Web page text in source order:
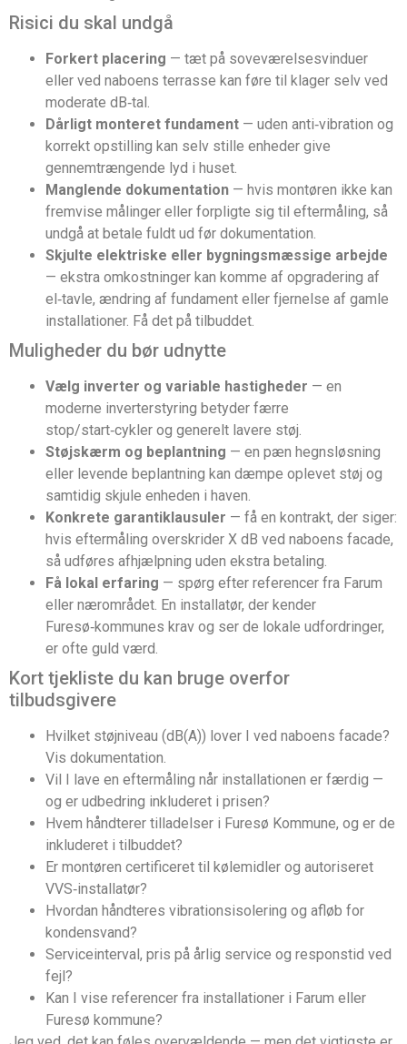
Risici du skal undgå
Forkert placering — tæt på soveværelsesvinduer
eller ved naboens terrasse kan føre til klager selv ved
moderate dB‑tal.
Dårligt monteret fundament — uden anti‑vibration og
korrekt opstilling kan selv stille enheder give
gennemtrængende lyd i huset.
Manglende dokumentation — hvis montøren ikke kan
fremvise målinger eller forpligte sig til eftermåling, så
undgå at betale fuldt ud før dokumentation.
Skjulte elektriske eller bygningsmæssige arbejde
— ekstra omkostninger kan komme af opgradering af
el‑tavle, ændring af fundament eller fjernelse af gamle
installationer. Få det på tilbuddet.
Muligheder du bør udnytte
Vælg inverter og variable hastigheder — en
moderne inverterstyring betyder færre
stop/start‑cykler og generelt lavere støj.
Støjskærm og beplantning — en pæn hegnsløsning
eller levende beplantning kan dæmpe oplevet støj og
samtidig skjule enheden i haven.
Konkrete garantiklau­suler — få en kontrakt, der siger:
hvis eftermåling overskrider X dB ved naboens facade,
så udføres afhjælpning uden ekstra betaling.
Få lokal erfaring — spørg efter referencer fra Farum
eller nærområdet. En installatør, der kender
Furesø‑kommunes krav og ser de lokale udfordringer,
er ofte guld værd.
Kort tjekliste du kan bruge overfor
tilbudsgivere
Hvilket støjniveau (dB(A)) lover I ved naboens facade?
Vis dokumentation.
Vil I lave en eftermåling når installationen er færdig —
og er udbedring inkluderet i prisen?
Hvem håndterer tilladelser i Furesø Kommune, og er de
inkluderet i tilbuddet?
Er montøren certificeret til kølemidler og autoriseret
VVS‑installatør?
Hvordan håndteres vibrationsisolering og afløb for
kondensvand?
Serviceinterval, pris på årlig service og responstid ved
fejl?
Kan I vise referencer fra installationer i Farum eller
Furesø kommune?